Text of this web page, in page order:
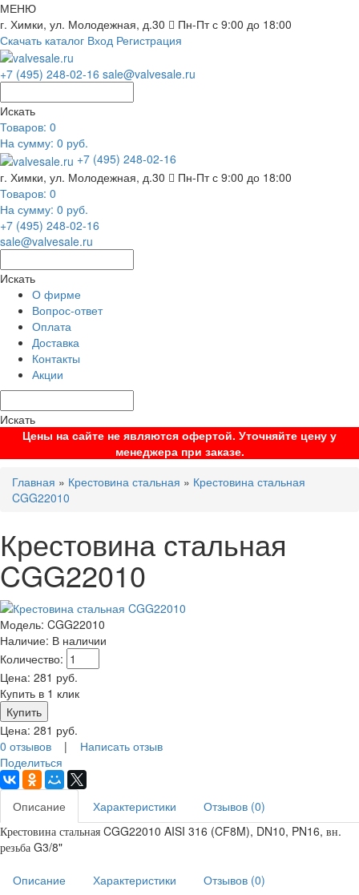
МЕНЮ
г. Химки, ул. Молодежная, д.30
Пн-Пт с 9:00 до 18:00
Скачать каталог Вход Регистрация
+7 (495) 248-02-16 sale@valvesale.ru
Искать
Товаров: 0
На сумму: 0 руб.
+7 (495) 248-02-16
г. Химки, ул. Молодежная, д.30
Пн-Пт с 9:00 до 18:00
Товаров: 0
На сумму: 0 руб.
+7 (495) 248-02-16
sale@valvesale.ru
Искать
О фирме
Вопрос-ответ
Оплата
Доставка
Контакты
Акции
Искать
Цены на сайте не являются офертой. Уточняйте цену у
менеджера при заказе.
Главная » Крестовина стальная » Крестовина стальная
CGG22010
Крестовина стальная
CGG22010
Модель: CGG22010
Наличие: В наличии
Количество:
Цена: 281 руб.
Купить в 1 клик
Цена: 281 руб.
0 отзывов | Написать отзыв
Поделиться
Описание Характеристики
Отзывов (0)
Крестовина стальная CGG22010 AISI 316 (CF8M), DN10, PN16, вн.
резьба G3/8"
Описание Характеристики
Отзывов (0)